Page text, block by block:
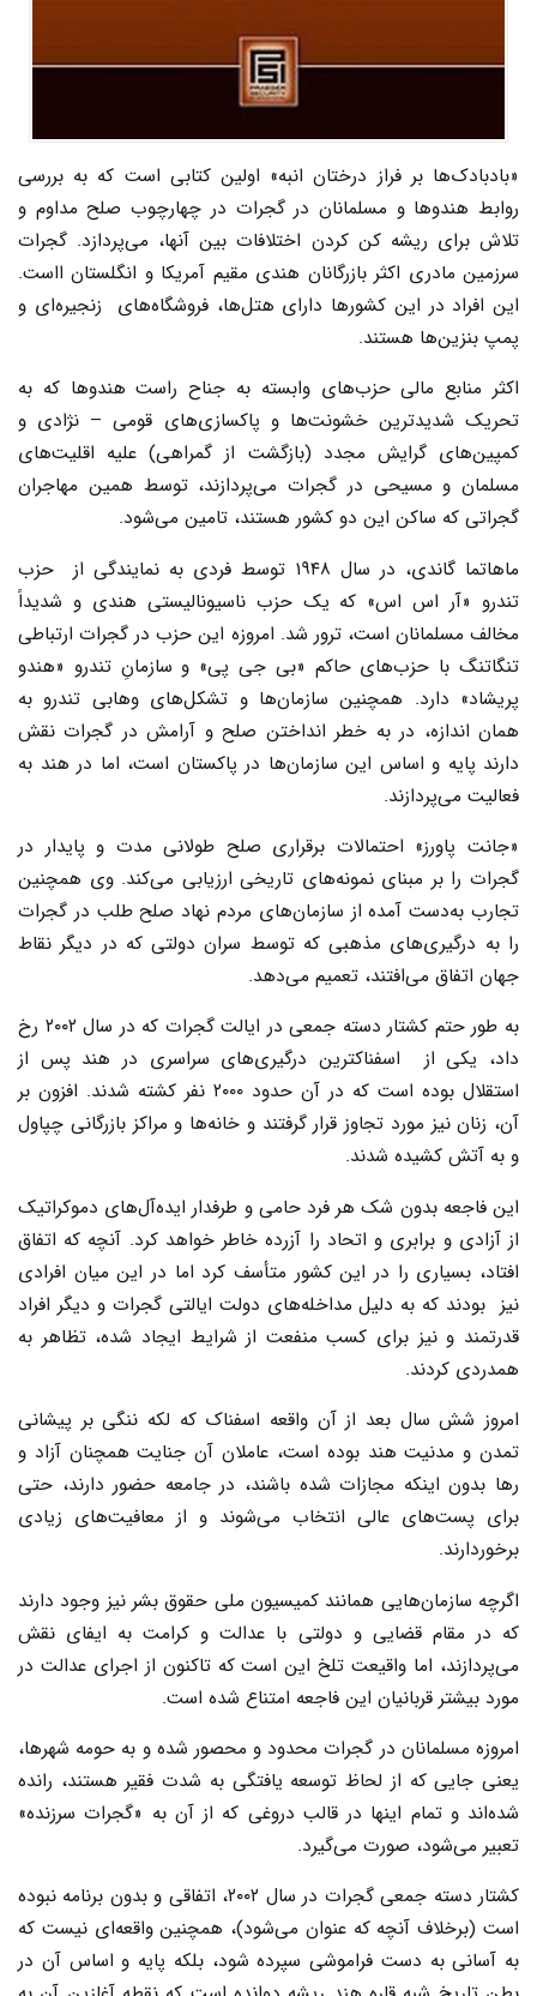
«بادبادک‌ها بر فراز درختان انبه» اولین کتابی است که به بررسی
روابط هندوها و مسلمانان در گجرات در چهارچوب صلح مداوم و
تلاش برای ریشه کن کردن اختلافات بین آنها، می‌پردازد. گجرات
سرزمین مادری اکثر بازرگانان هندی مقیم آمریکا و انگلستان ااست.
این افراد در این کشورها دارای هتل‌ها، فروشگاه‌های زنجیره‌ای و
پمپ بنزین‌ها هستند.
اکثر منابع مالی حزب‌های وابسته به جناح راست هندوها که به
تحریک شدیدترین خشونت‌ها و پاکسازی‌های قومی – نژادی و
کمپین‌های گرایش مجدد (بازگشت از گمراهی) علیه اقلیت‌های
مسلمان و مسیحی در گجرات می‌پردازند، توسط همین مهاجران
گجراتی که ساکن این دو کشور هستند، تامین می‌شود.
ماهاتما گاندی، در سال ۱۹۴۸ توسط فردی به نمایندگی از حزب
تندرو «آر اس اس» که یک حزب ناسیونالیستی هندی و شدیداً
مخالف مسلمانان است، ترور شد. امروزه این حزب در گجرات ارتباطی
تنگاتنگ با حزب‌های حاکم «بی جی پی» و سازمانِ تندرو «هندو
پریشاد» دارد. همچنین سازمان‌ها و تشکل‌های وهابی تندرو به
همان اندازه، در به خطر انداختن صلح و آرامش در گجرات نقش
دارند پایه و اساس این سازمان‌ها در پاکستان است، اما در هند به
فعالیت می‌پردازند.
«جانت پاورز» احتمالات برقراری صلح طولانی مدت و پایدار در
گجرات را بر مبنای نمونه‌های تاریخی ارزیابی می‌کند. وی همچنین
تجارب به‌دست آمده از سازمان‌های مردم نهاد صلح طلب در گجرات
را به درگیری‌های مذهبی که توسط سران دولتی که در دیگر نقاط
جهان اتفاق می‌افتند، تعمیم می‌دهد.
به طور حتم کشتار دسته جمعی در ایالت گجرات که در سال ۲۰۰۲ رخ
داد، یکی از اسفناکترین درگیری‌های سراسری در هند پس از
استقلال بوده است که در آن حدود ۲۰۰۰ نفر کشته شدند. افزون بر
آن، زنان نیز مورد تجاوز قرار گرفتند و خانه‌ها و مراکز بازرگانی چپاول
و به آتش کشیده شدند.
این فاجعه بدون شک هر فرد حامی و طرفدار ایده‌آل‌های دموکراتیک
از آزادی و برابری و اتحاد را آزرده خاطر خواهد کرد. آنچه که اتفاق
افتاد، بسیاری را در این کشور متأسف کرد اما در این میان افرادی
نیز بودند که به دلیل مداخله‌های دولت ایالتی گجرات و دیگر افراد
قدرتمند و نیز برای کسب منفعت از شرایط ایجاد شده، تظاهر به
همدردی کردند.
امروز شش سال بعد از آن واقعه اسفناک که لکه ننگی بر پیشانی
تمدن و مدنیت هند بوده است، عاملان آن جنایت همچنان آزاد و
رها بدون اینکه مجازات شده باشند، در جامعه حضور دارند، حتی
برای پست‌های عالی انتخاب می‌شوند و از معافیت‌های زیادی
برخوردارند.
اگرچه سازمان‌هایی همانند کمیسیون ملی حقوق بشر نیز وجود دارند
که در مقام قضایی و دولتی با عدالت و کرامت به ایفای نقش
می‌پردازند، اما واقیعت تلخ این است که تاکنون از اجرای عدالت در
مورد بیشتر قربانیان این فاجعه امتناع شده است.
امروزه مسلمانان در گجرات محدود و محصور شده و به حومه شهرها،
یعنی جایی که از لحاظ توسعه یافتگی به شدت فقیر هستند، رانده
شده‌اند و تمام اینها در قالب دروغی که از آن به «گجرات سرزنده»
تعبیر می‌شود، صورت می‌گیرد.
کشتار دسته جمعی گجرات در سال ۲۰۰۲، اتفاقی و بدون برنامه نبوده
است (برخلاف آنچه که عنوان می‌شود)، همچنین واقعه‌ای نیست که
به آسانی به دست فراموشی سپرده شود، بلکه پایه و اساس آن در